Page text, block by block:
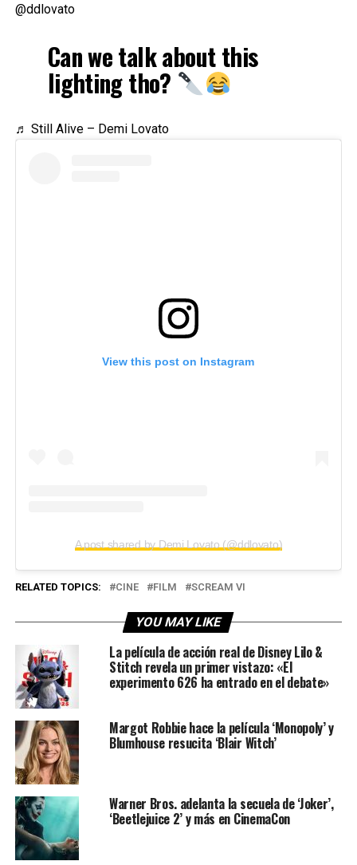
@ddlovato
Can we talk about this
lighting tho?
♬ Still Alive – Demi Lovato
View this post on Instagram
A post shared by Demi Lovato (@ddlovato)
RELATED TOPICS: CINE FILM SCREAM VI
YOU MAY LIKE
La película de acción real de Disney Lilo &
Stitch revela un primer vistazo: «El
experimento 626 ha entrado en el debate»
Margot Robbie hace la película ‘Monopoly’ y
Blumhouse resucita ‘Blair Witch’
Warner Bros. adelanta la secuela de ‘Joker’,
‘Beetlejuice 2’ y más en CinemaCon